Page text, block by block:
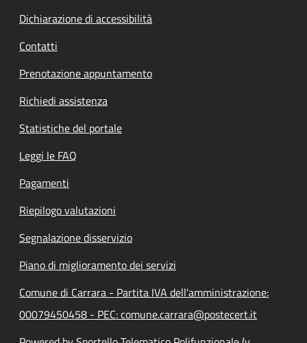
Dichiarazione di accessibilità
Contatti
Prenotazione appuntamento
Richiedi assistenza
Statistiche del portale
Leggi le FAQ
Pagamenti
Riepilogo valutazioni
Segnalazione disservizio
Piano di miglioramento dei servizi
Comune di Carrara - Partita IVA dell'amministrazione:
00079450458 - PEC: comune.carrara@postecert.it